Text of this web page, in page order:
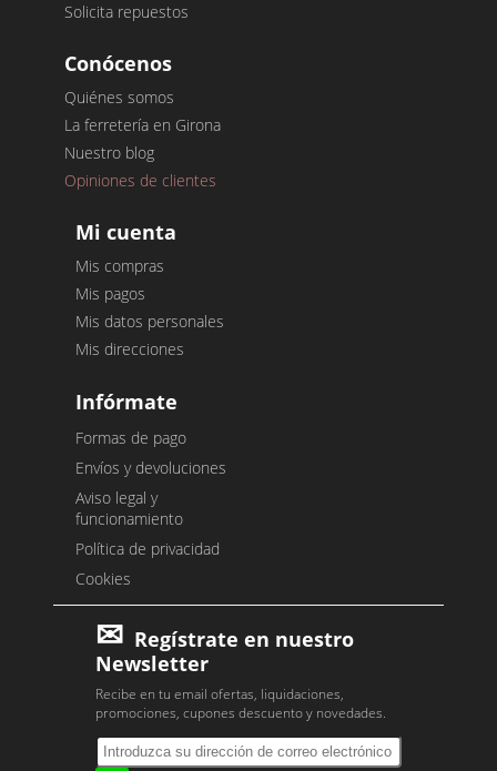
Solicita repuestos
Conócenos
Quiénes somos
La ferretería en Girona
Nuestro blog
Opiniones de clientes
Mi cuenta
Mis compras
Mis pagos
Mis datos personales
Mis direcciones
Infórmate
Formas de pago
Envíos y devoluciones
Aviso legal y
funcionamiento
Política de privacidad
Cookies
Regístrate en nuestro
Newsletter
Recibe en tu email ofertas, liquidaciones,
promociones, cupones descuento y novedades.